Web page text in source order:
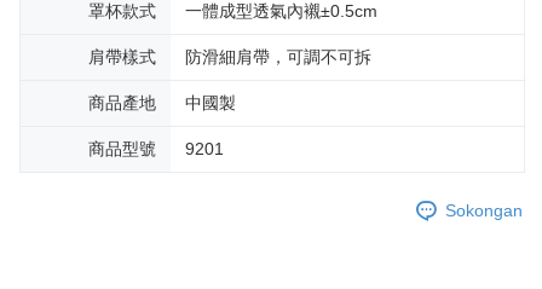
罩杯款式 一體成型透氣內襯±0.5cm
肩帶樣式 防滑細肩帶，可調不可拆
商品產地 中國製
商品型號 9201
Sokongan